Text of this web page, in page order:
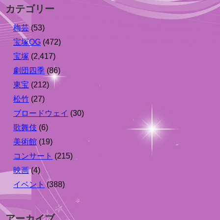
カテゴリー
梅芸(53)
宝塚OG (472)
宝塚 (2,417)
劇団四季 (86)
東宝 (212)
松竹 (27)
ブロードウェイ (30)
歌舞伎 (6)
美術館 (19)
コンサート (215)
映画(4)
イベント(388)